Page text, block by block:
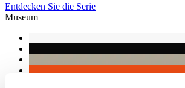
Entdecken Sie die Serie
Museum